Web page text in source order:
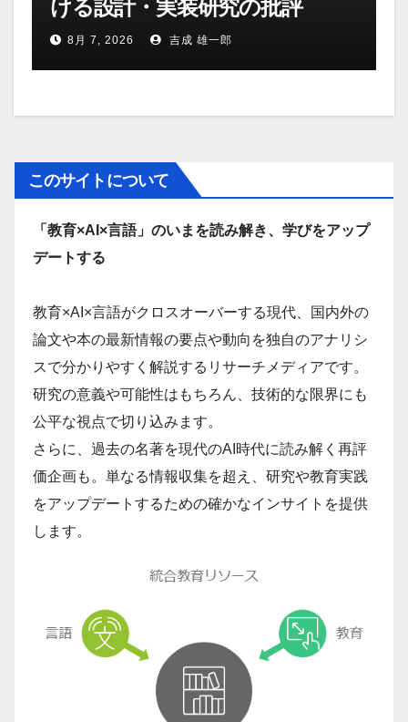
ける設計・実装研究の批評
8月 7, 2026 吉成 雄一郎
このサイトについて
「教育×AI×言語」のいまを読み解き、学びをアップ
デートする
教育×AI×言語がクロスオーバーする現代、国内外の
論文や本の最新情報の要点や動向を独自のアナリシ
スで分かりやすく解説するリサーチメディアです。
研究の意義や可能性はもちろん、技術的な限界にも
公平な視点で切り込みます。
さらに、過去の名著を現代のAI時代に読み解く再評
価企画も。単なる情報収集を超え、研究や教育実践
をアップデートするための確かなインサイトを提供
します。